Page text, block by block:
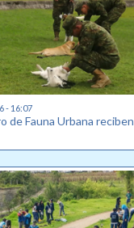
- 16:07
de Fauna Urbana reciben